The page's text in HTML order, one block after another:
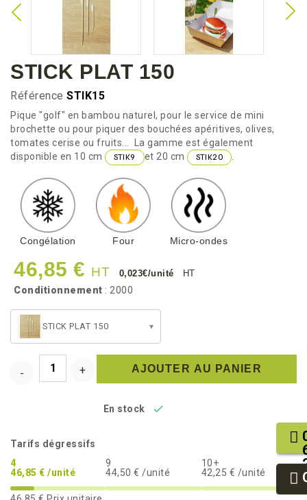
STICK PLAT 150
Référence STIK15
Pique "golf" en bambou naturel, pour le service de mini
brochette ou pour piquer des bouchées apéritives, olives,
tomates cerise ou fruits... La gamme est également
disponible en 10 cm
STIK9 et 20 cm STIK20
Congélation Four Micro-ondes
46,85 € HT 0,023€/unité HT
Conditionnement : 2000
STICK PLAT 150 ▾
AJOUTER AU PANIER
En stock 
Tarifs dégressifs
4
46,85 € /unité
9
44,50 € /unité
10+
42,25 € /unité